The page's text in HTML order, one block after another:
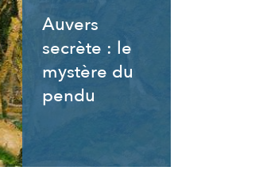
Auvers
secrète : le
mystère du
pendu